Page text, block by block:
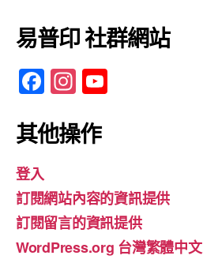
易普印 社群網站
F
a
c
b
o
o
k
In
st
a
gr
a
m
u
b
e
其他操作
登入
訂閱網站內容的資訊提供
訂閱留言的資訊提供
WordPress.org 台灣繁體中文